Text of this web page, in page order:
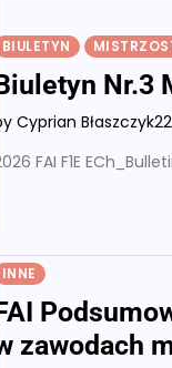
BIULETYN
Nr.3
Cyprian Błaszczyk
FAI F1E
INNE
zawodach